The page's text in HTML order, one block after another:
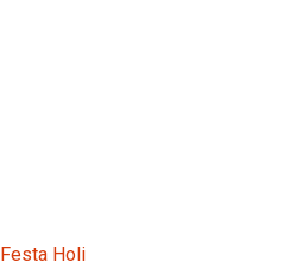
Festa Holi